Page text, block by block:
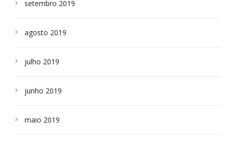
setembro 2019
agosto 2019
julho 2019
junho 2019
maio 2019